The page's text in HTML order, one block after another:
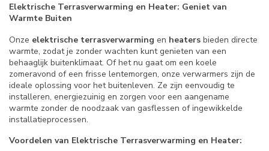
Elektrische Terrasverwarming en Heater: Geniet van
Warmte Buiten
Onze elektrische terrasverwarming en heaters bieden directe
warmte, zodat je zonder wachten kunt genieten van een
behaaglijk buitenklimaat. Of het nu gaat om een koele
zomeravond of een frisse lentemorgen, onze verwarmers zijn de
ideale oplossing voor het buitenleven. Ze zijn eenvoudig te
installeren, energiezuinig en zorgen voor een aangename
warmte zonder de noodzaak van gasflessen of ingewikkelde
installatieprocessen.
Voordelen van Elektrische Terrasverwarming en Heater: